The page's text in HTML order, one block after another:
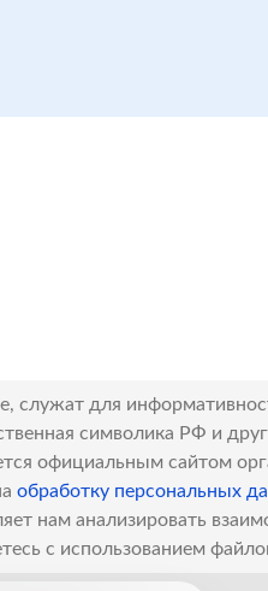
служат для
символика РФ и
официальным сайтом
обработку персональных
нам анализировать
с использованием